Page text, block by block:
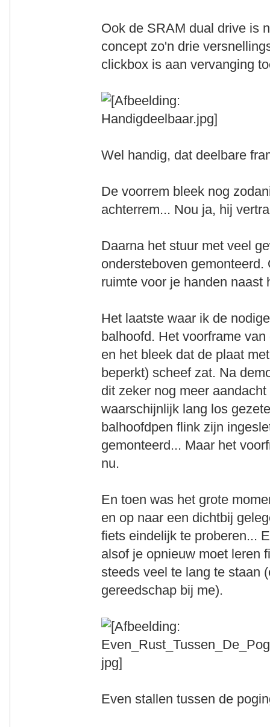
Ook de SRAM dual drive is
concept zo'n drie
clickbox is aan vervanging
Wel handig, dat deelbare
De voorrem bleek nog
achterrem... Nou ja, hij
Daarna het stuur met veel
ondersteboven
ruimte voor je handen naast
Het laatste waar ik de
balhoofd. Het voorframe
en het bleek dat de plaat
beperkt) scheef zat. Na
dit zeker nog meer
waarschijnlijk lang los
balhoofdpen flink zijn
gemonteerd... Maar het
nu.
En toen was het grote
en op naar een dichtbij
fiets eindelijk te proberen...
alsof je opnieuw moet leren
steeds veel te lang te staan
gereedschap bij me).
Even stallen tussen de